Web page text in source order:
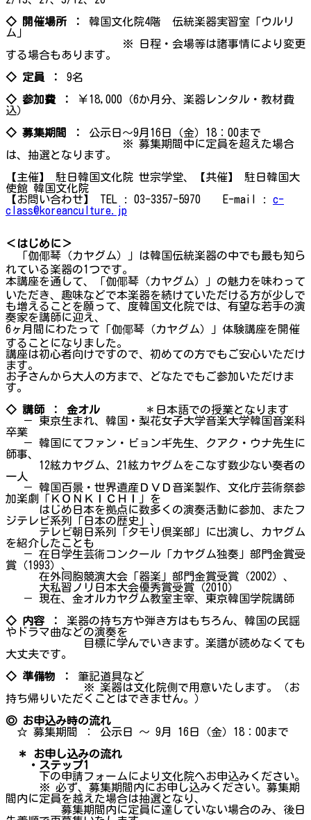
◇ 開催場所 ：
韓国文化院4階 伝統楽器実習室「ウルリ
ム」
※ 日程・会場等は諸事情により変更
する場合もあります。
◇ 定員 ：
9名
◇ 参加費 ：
￥18,000（6か月分、楽器レンタル・教材費
込）
◇ 募集期間 ：
公示日～9月16日（金）18：00まで
※ 募集期間中に定員を超えた場合
は、抽選となります。
【主催】 駐日韓国文化院 世宗学堂、【共催】 駐日韓国大
使館 韓国文化院
【お問い合わせ】 TEL : 03-3357-5970 E-mail : c-
class@koreanculture.jp
＜はじめに＞
「伽倻琴（カヤグム）」は韓国伝統楽器の中でも最も知ら
れている楽器の1つです。
本講座を通して、「伽倻琴（カヤグム）」の魅力を味わって
いただき、趣味などで本楽器を続けていただける方が少しで
も増えることを願って、度韓国文化院では、有望な若手の演
奏家を講師に迎え、
6ヶ月間にわたって「伽倻琴（カヤグム）」体験講座を開催
することになりました。
講座は初心者向けですので、初めての方でもご安心いただけ
ます。
お子さんから大人の方まで、どなたでもご参加いただけま
す。
◇ 講師 ： 金オル ＊日本語での授業となります
－ 東京生まれ、韓国・梨花女子大学音楽大学韓国音楽科
卒業
－ 韓国にてファン・ビョンギ先生、クアク・ウナ先生に
師事、
12絃カヤグム、21絃カヤグムをこなす数少ない奏者の
一人
－ 韓国百景・世界遺産ＤＶＤ音楽製作、文化庁芸術祭参
加楽劇「ＫＯＮＫＩＣＨＩ」を
はじめ日本を拠点に数多くの演奏活動に参加、またフ
ジテレビ系列「日本の歴史」、
テレビ朝日系列「タモリ倶楽部」に出演し、カヤグム
を紹介したことも
－ 在日学生芸術コンクール「カヤグム独奏」部門金賞受
賞（1993）、
在外同胞競演大会「器楽」部門金賞受賞（2002）、
大私習ノリ日本大会優秀賞受賞（2010）
－ 現在、金オルカヤグム教室主宰、東京韓国学院講師
◇ 内容 ：
楽器の持ち方や弾き方はもちろん、韓国の民謡
やドラマ曲などの演奏を
目標に学んでいきます。楽譜が読めなくても
大丈夫です。
◇ 準備物 ：
筆記道具など
※ 楽器は文化院側で用意いたします。（お
持ち帰りいただくことはできません。）
◎ お申込み時の流れ
☆ 募集期間 ： 公示日 ～ 9月 16日（金）18：00まで
＊ お申し込みの流れ
・ステップ1
下の申請フォームにより文化院へお申込みください。
※ 必ず、募集期間内にお申し込みください。募集期
間内に定員を越えた場合は抽選となり、
募集期間内に定員に達していない場合のみ、後日